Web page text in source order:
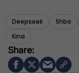
Deepseek Shba
Kina